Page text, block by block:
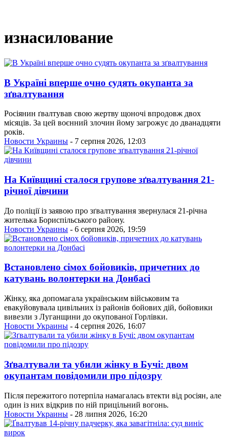
изнасилование
В Україні вперше очно судять окупанта за
зґвалтування
Росіянин ґвалтував свою жертву щоночі впродовж двох
місяців. За цей воєнний злочин йому загрожує до дванадцяти
років.
Новости Украины - 7 серпня 2026, 12:03
На Київщині сталося групове зґвалтування 21-
річної дівчини
До поліції із заявою про зґвалтування звернулася 21-річна
жителька Бориспільського району.
Новости Украины - 6 серпня 2026, 19:59
Встановлено сімох бойовиків, причетних до
катувань волонтерки на Донбасі
Жінку, яка допомагала українським військовим та
евакуйовувала цивільних із районів бойових дій, бойовики
вивезли з Луганщини до окупованої Горлівки.
Новости Украины - 4 серпня 2026, 16:07
Зґвалтували та убили жінку в Бучі: двом
окупантам повідомили про підозру
Після пережитого потерпіла намагалась втекти від росіян, але
один із них відкрив по ній прицільний вогонь.
Новости Украины - 28 липня 2026, 16:20